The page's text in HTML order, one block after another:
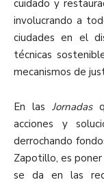
cuidado y
involucrando a
ciudades en el
técnicas
mecanismos de
En las Jornadas
acciones y
derrochando
Zapotillo, es
se da en las